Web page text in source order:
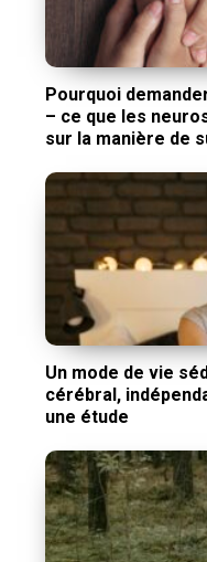
Pourquoi
– ce que les
sur la manière de
Un mode de vie
cérébral,
une étude